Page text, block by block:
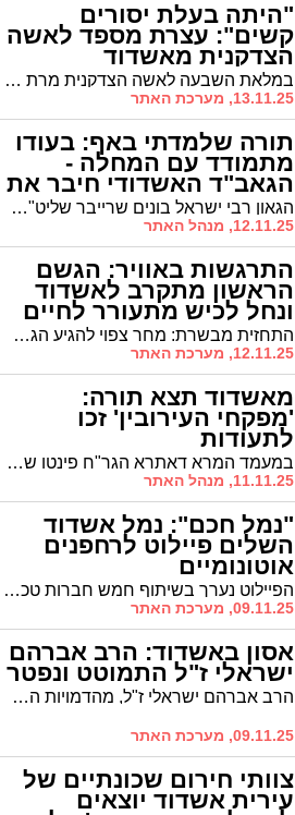
"היתה בעלת יסורים
קשים": עצרת מספד לאשה
הצדקנית מאשדוד
במלאת השבעה לאשה הצדקנית מרת חגית מור יוסף ע"ה התקיימה עצרת מספד לזכרה בבית הכנסת המרכזי "אורות חיים ומשה" במעמד האדמו"ר הגה"צ רבי דוד חנניה פינטו שליט"א
13.11.25, מערכת האתר
תורה שלמדתי באף: בעודו
מתמודד עם המחלה -
הגאב"ד האשדודי חיבר את
ספרו הגאון רבי ישראל בונים שרייבר שליט"א הוציא ספר חידו"ת "נתיב בינה" על מסכת חולין תוך כדי הטיפולים הקשים. בעולם התורה ממשיכים להעתיר בתפילה לרפואתו של הגאון רבי ישראל בונים בן חיה רויזא שרייבר בתושח"י
12.11.25, מנהל האתר
התרגשות באוויר: הגשם
הראשון מתקרב לאשדוד
ונחל לכיש מתעורר לחיים
התחזית מבשרת: מחר צפוי להגיע הגשם הראשון של העונה, והעיר נערכת לקראתו במלוא המרץ. צוותי העירייה פרוסים בשטח בהכנות אחרונות, אך בינתיים הטבע העירוני כבר חוגג
12.11.25, מערכת האתר
מאשדוד תצא תורה:
'מפקחי העירובין' זכו
לתעודות
במעמד המרא דאתרא הגר"ח פינטו שליט"א: חולקו תעודות הסמכה ל'מפקחי 'עירובין'
11.11.25, מנהל האתר
"נמל חכם": נמל אשדוד
השלים פיילוט לרחפנים
אוטונומיים
הפיילוט נערך בשיתוף חמש חברות טכנולוגיה ומציב את נמל אשדוד בחזית החדשנות העולמית • יו"ר הדירקטוריון: "אנו שואפים לאמץ את מודל נמל רוטרדם" • נבחנת היתכנות להרחבת הפרויקט
09.11.25, מערכת האתר
אסון באשדוד: הרב אברהם
ישראלי ז"ל התמוטט ונפטר
הרב אברהם ישראלי ז"ל, מהדמויות המוכרות ברובע ז' באשדוד, התמוטט אמש ברחוב ופונה לבית החולים שם השיב את נשמתו. הלווייתו תצא מרח' עקביא בן מהללאל 7 בשעה 10:00 בדרכה לבית העלמין בעיר
09.11.25, מערכת האתר
צוותי חירום שכונתיים של
עירית אשדוד יוצאים